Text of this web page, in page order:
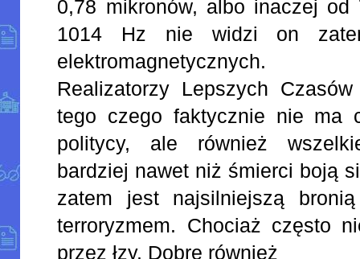
0,78 mikronów, albo inaczej
10­­­14 Hz nie widzi on
elektromagnetycznych.
Realizatorzy Lepszych
tego czego faktycznie nie ma
politycy, ale również
bardziej nawet niż śmierci boją
zatem jest najsilniejszą
terroryzmem. Chociaż często
przez łzy. Dobre również